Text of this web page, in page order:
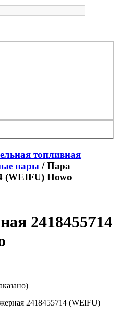
топливная
пары / Пара
(WEIFU) Howo
2418455714
2418455714 (WEIFU)